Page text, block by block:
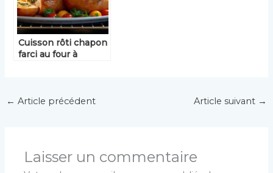
Cuisson rôti chapon
farci au four à
← Article précédent Article suivant →
Laisser un commentaire